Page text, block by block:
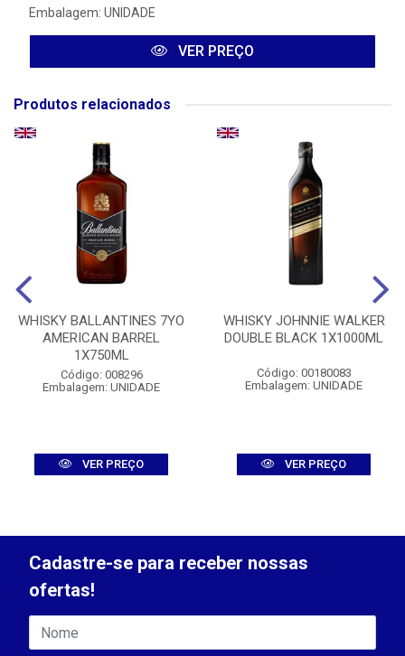
Embalagem: UNIDADE
VER PREÇO
Produtos relacionados
WHISKY BALLANTINES 7YO
AMERICAN BARREL
1X750ML
Código: 008296
Embalagem: UNIDADE
VER PREÇO
WHISKY JOHNNIE WALKER
DOUBLE BLACK 1X1000ML
Código: 00180083
Embalagem: UNIDADE
VER PREÇO
Cadastre-se para receber nossas
ofertas!